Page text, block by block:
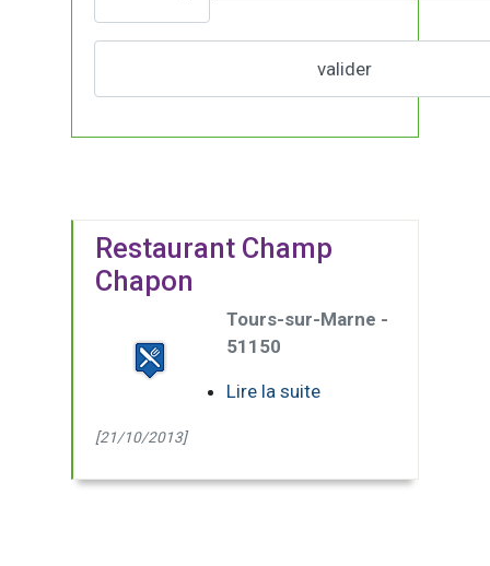
Restaurant Champ
Chapon
Tours-sur-Marne -
51150
Lire la suite
[21/10/2013]